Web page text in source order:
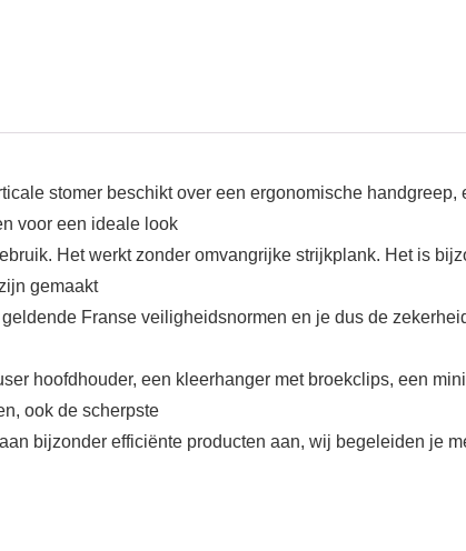
stomer beschikt over een ergonomische handgreep,
voor een ideale look
Het werkt zonder omvangrijke strijkplank. Het is
gemaakt
Franse veiligheidsnormen en je dus de
hoofdhouder, een kleerhanger met broekclips, een
ook de scherpste
bijzonder efficiënte producten aan, wij begeleiden je